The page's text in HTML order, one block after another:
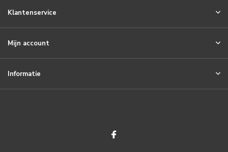
Klantenservice
Mijn account
Informatie